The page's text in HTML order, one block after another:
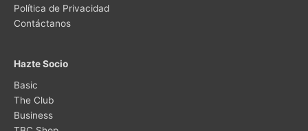
Política de Privacidad
Contáctanos
Hazte Socio
Basic
The Club
Business